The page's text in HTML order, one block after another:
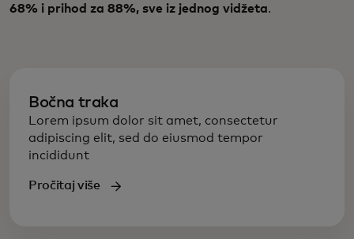
68% i prihod za 88%, sve iz jednog vidžeta.
Bočna traka
Lorem ipsum dolor sit amet, consectetur
adipiscing elit, sed do eiusmod tempor
incididunt
Pročitaj više